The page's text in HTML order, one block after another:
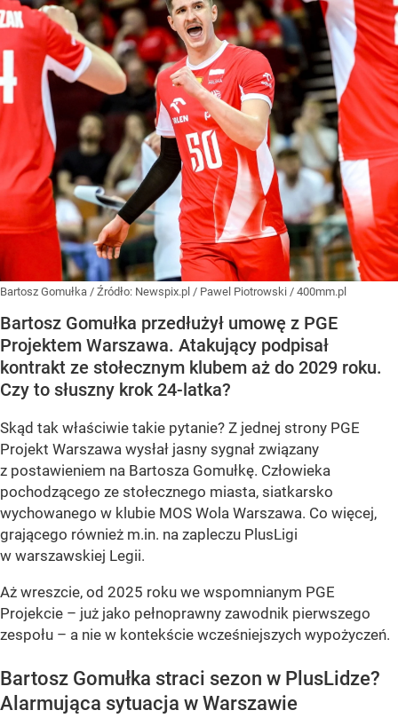
Bartosz Gomułka / Źródło: Newspix.pl / Pawel Piotrowski / 400mm.pl
Bartosz Gomułka przedłużył umowę z PGE
Projektem Warszawa. Atakujący podpisał
kontrakt ze stołecznym klubem aż do 2029 roku.
Czy to słuszny krok 24-latka?
Skąd tak właściwie takie pytanie? Z jednej strony PGE
Projekt Warszawa wysłał jasny sygnał związany
z postawieniem na Bartosza Gomułkę. Człowieka
pochodzącego ze stołecznego miasta, siatkarsko
wychowanego w klubie MOS Wola Warszawa. Co więcej,
grającego również m.in. na zapleczu PlusLigi
w warszawskiej Legii.
Aż wreszcie, od 2025 roku we wspomnianym PGE
Projekcie – już jako pełnoprawny zawodnik pierwszego
zespołu – a nie w kontekście wcześniejszych wypożyczeń.
Bartosz Gomułka straci sezon w PlusLidze?
Alarmująca sytuacja w Warszawie